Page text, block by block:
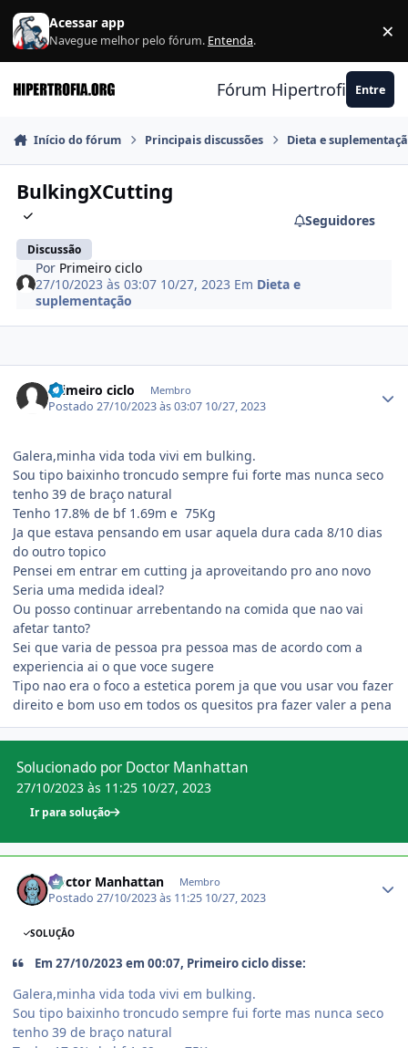
Ir para conteúdo
Acessar app
Navegue melhor pelo fórum. Entenda. ×
Fórum Hipertrofia.org
Entre
Início do fórum Principais discussões Dieta e
BulkingXCutting
Discussão
Seguidores
Por Primeiro ciclo
27/10/2023 às 03:07 10/27, 2023 Em Dieta e
suplementação
Primeiro ciclo Membro
Postado27/10/2023 às 03:07 10/27, 2023
Galera,minha vida toda vivi em bulking.
Sou tipo baixinho troncudo sempre fui forte mas nunca seco
tenho 39 de braço natural
Tenho 17.8% de bf 1.69m e 75Kg
Ja que estava pensando em usar aquela dura cada 8/10 dias
do outro topico
Pensei em entrar em cutting ja aproveitando pro ano novo
Seria uma medida ideal?
Ou posso continuar arrebentando na comida que nao vai
afetar tanto?
Sei que varia de pessoa pra pessoa mas de acordo com a
experiencia ai o que voce sugere
Tipo nao era o foco a estetica porem ja que vou usar vou fazer
direito e bom uso em todos os quesitos pra fazer valer a pena
Solucionado por Doctor Manhattan
27/10/2023 às 11:25 10/27, 2023
Ir para solução
Doctor Manhattan Membro
Postado27/10/2023 às 11:25 10/27, 2023
SOLUÇÃO
Em 27/10/2023 em 00:07, Primeiro ciclo disse:
Galera,minha vida toda vivi em bulking.
Sou tipo baixinho troncudo sempre fui forte mas nunca seco
tenho 39 de braço natural